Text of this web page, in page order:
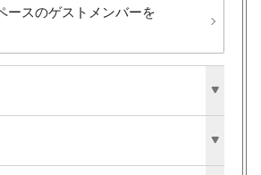
ースの​ゲストメンバーを​